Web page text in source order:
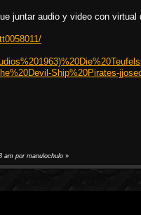
juntar audio y video con virtual
Ship%20Pirates-
am por manulochulo »